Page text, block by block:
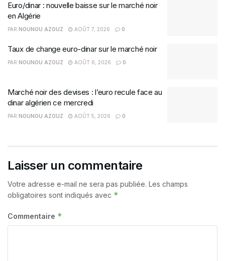
Euro/dinar : nouvelle baisse sur le marché noir
en Algérie
PAR NOUNOU AZOUZ AOÛT 7, 2026 0
Taux de change euro-dinar sur le marché noir
PAR NOUNOU AZOUZ AOÛT 6, 2026 0
Marché noir des devises : l’euro recule face au
dinar algérien ce mercredi
PAR NOUNOU AZOUZ AOÛT 5, 2026 0
Laisser un commentaire
Votre adresse e-mail ne sera pas publiée. Les champs
obligatoires sont indiqués avec *
Commentaire *